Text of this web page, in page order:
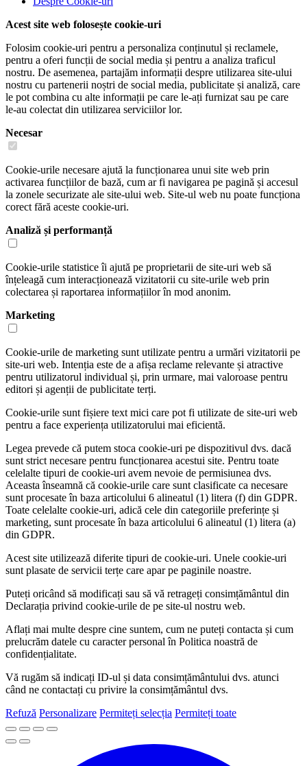
Acest site web folosește cookie-uri
Folosim cookie-uri pentru a personaliza conținutul și reclamele,
pentru a oferi funcții de social media și pentru a analiza traficul
nostru. De asemenea, partajăm informații despre utilizarea site-ului
nostru cu partenerii noștri de social media, publicitate și analiză, care
le pot combina cu alte informații pe care le-ați furnizat sau pe care
le-au colectat din utilizarea serviciilor lor.
Necesar
Cookie-urile necesare ajută la funcționarea unui site web prin
activarea funcțiilor de bază, cum ar fi navigarea pe pagină și accesul
la zonele securizate ale site-ului web. Site-ul web nu poate funcționa
corect fără aceste cookie-uri.
Analiză și performanță
Cookie-urile statistice îi ajută pe proprietarii de site-uri web să
înțeleagă cum interacționează vizitatorii cu site-urile web prin
colectarea și raportarea informațiilor în mod anonim.
Marketing
Cookie-urile de marketing sunt utilizate pentru a urmări vizitatorii pe
site-uri web. Intenția este de a afișa reclame relevante și atractive
pentru utilizatorul individual și, prin urmare, mai valoroase pentru
editori și agenții de publicitate terți.
Cookie-urile sunt fișiere text mici care pot fi utilizate de site-uri web
pentru a face experiența utilizatorului mai eficientă.
Legea prevede că putem stoca cookie-uri pe dispozitivul dvs. dacă
sunt strict necesare pentru funcționarea acestui site. Pentru toate
celelalte tipuri de cookie-uri avem nevoie de permisiunea dvs.
Aceasta înseamnă că cookie-urile care sunt clasificate ca necesare
sunt procesate în baza articolului 6 alineatul (1) litera (f) din GDPR.
Toate celelalte cookie-uri, adică cele din categoriile preferințe și
marketing, sunt procesate în baza articolului 6 alineatul (1) litera (a)
din GDPR.
Acest site utilizează diferite tipuri de cookie-uri. Unele cookie-uri
sunt plasate de servicii terțe care apar pe paginile noastre.
Puteți oricând să modificați sau să vă retrageți consimțământul din
Declarația privind cookie-urile de pe site-ul nostru web.
Aflați mai multe despre cine suntem, cum ne puteți contacta și cum
prelucrăm datele cu caracter personal în Politica noastră de
confidențialitate.
Vă rugăm să indicați ID-ul și data consimțământului dvs. atunci
când ne contactați cu privire la consimțământul dvs.
Refuză Personalizare Permiteți selecția Permiteți toate